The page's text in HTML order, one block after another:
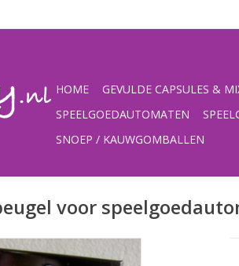
HOME GEVULDE CAPSULES &
SPEELGOEDAUTOMATEN
SNOEP / KAUWGOMBALLEN
voor